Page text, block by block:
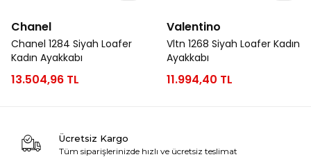
Chanel
Chanel 1284 Siyah Loafer
Kadın Ayakkabı
13.504,96 TL
Valentino
Vltn 1268 Siyah Loafer Kadın
Ayakkabı
11.994,40 TL
Ücretsiz Kargo
Tüm siparişlerinizde hızlı ve ücretsiz teslimat